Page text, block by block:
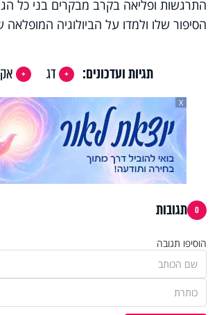
התרגשות ופליאה בקרב מבקרים בני כל
הסיפור שלו ולמדו על הביולוגיה המופלאה
תגיות ועדכונים: דג
X
0 תגובות
הוסיפו תגובה